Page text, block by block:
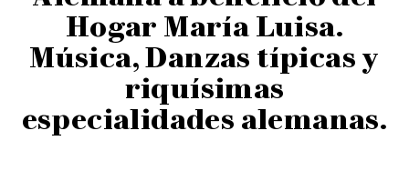
Hogar María Luisa.
Música, Danzas típicas y
riquísimas
especialidades alemanas.